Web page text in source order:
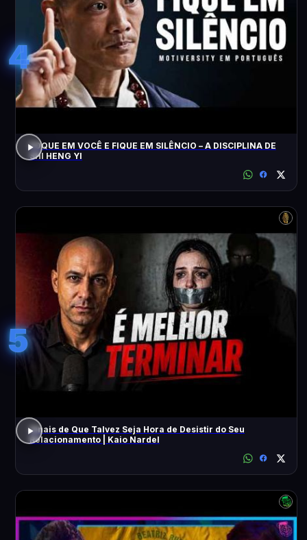
4
FOQUE EM VOCÊ E FIQUE EM SILÊNCIO – A DISCIPLINA DE
SHI HENG YI
5
Sinais de Que Talvez Seja Hora de Desistir do Seu
Relacionamento | Kaio Nardel